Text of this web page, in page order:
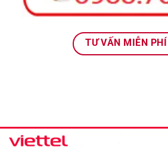
TƯ VẤN MIỄN PHÍ